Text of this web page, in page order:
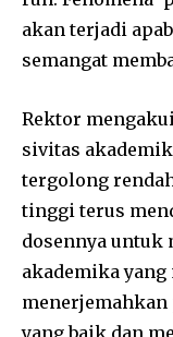
akan terjadi
semangat
Rektor
sivitas
tergolong
tinggi terus
dosennya untuk
akademika
yang baik dan